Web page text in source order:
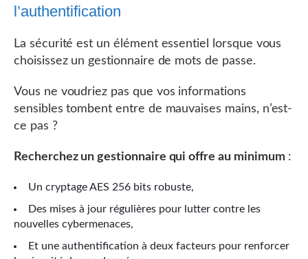
l’authentification
La sécurité est un élément essentiel lorsque vous
choisissez un gestionnaire de mots de passe.
Vous ne voudriez pas que vos informations
sensibles tombent entre de mauvaises mains, n’est-
ce pas ?
Recherchez un gestionnaire qui offre au minimum :
Un cryptage AES 256 bits robuste,
Des mises à jour régulières pour lutter contre les
nouvelles cybermenaces,
Et une authentification à deux facteurs pour renforcer